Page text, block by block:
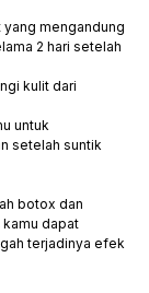
mengandung
2 hari setelah
kulit dari
untuk
setelah suntik
botox dan
dapat
terjadinya efek